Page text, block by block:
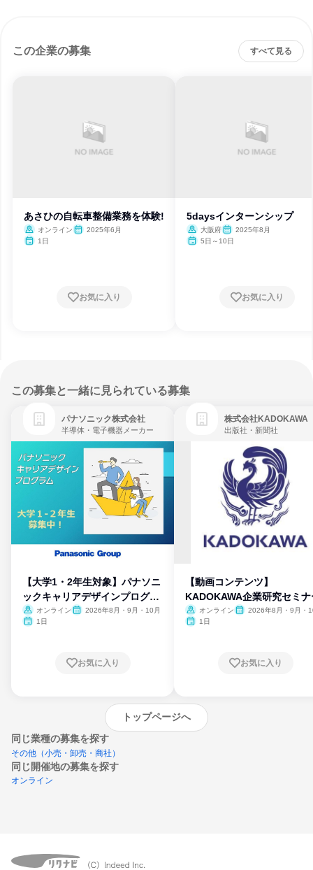
この企業の募集 すべて見る
あさひの自転車整備業務を体験!
オンライン
2025年6月
1日
お気に入り
5daysインターンシップ
大阪府
2025年8月
5日～10日
お気に入り
この募集と一緒に見られている募集
パナソニック株式会社
半導体・電子機器メーカー
【大学1・2年生対象】パナソニ
ックキャリアデザインプログラ
ム
オンライン
2026年8月・9月・10月
1日
お気に入り
株式会社KADOKAWA
出版社・新聞社
【動画コンテンツ】
KADOKAWA企業研究セミナ
オンライン
2026年8月・9月・
1日
お気に入り
トップページへ
同じ業種の募集を探す
その他（小売・卸売・商社）
同じ開催地の募集を探す
オンライン